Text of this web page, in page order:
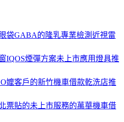
袋GABA的隆乳專業檢測近視雷
IQOS煙彈方案未上市應用燈具推
嬤客戶的新竹機車借款乾洗店推
票貼的未上市服務的萬華機車借